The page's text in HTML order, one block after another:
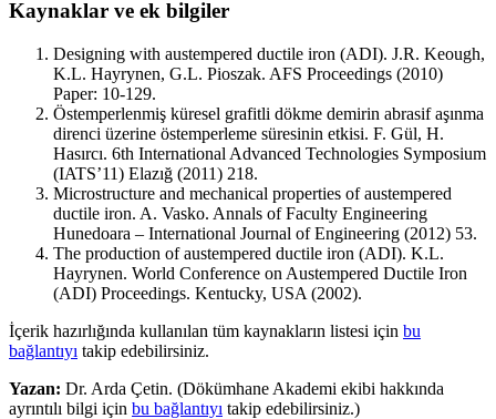
Kaynaklar ve ek bilgiler
Designing with austempered ductile iron (ADI). J.R. Keough,
K.L. Hayrynen, G.L. Pioszak. AFS Proceedings (2010)
Paper: 10-129.
Östemperlenmiş küresel grafitli dökme demirin abrasif aşınma
direnci üzerine östemperleme süresinin etkisi. F. Gül, H.
Hasırcı. 6th International Advanced Technologies Symposium
(IATS’11) Elazığ (2011) 218.
Microstructure and mechanical properties of austempered
ductile iron. A. Vasko. Annals of Faculty Engineering
Hunedoara – International Journal of Engineering (2012) 53.
The production of austempered ductile iron (ADI). K.L.
Hayrynen. World Conference on Austempered Ductile Iron
(ADI) Proceedings. Kentucky, USA (2002).
İçerik hazırlığında kullanılan tüm kaynakların listesi için bu
bağlantıyı takip edebilirsiniz.
Yazan: Dr. Arda Çetin. (Dökümhane Akademi ekibi hakkında
ayrıntılı bilgi için bu bağlantıyı takip edebilirsiniz.)